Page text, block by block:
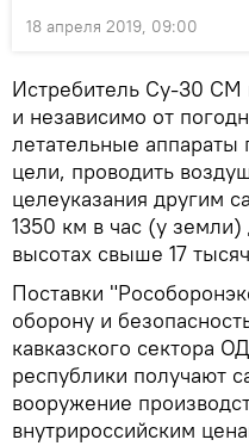
18 апреля 2019, 09:00
Истребитель Су-30 СМ
и независимо от
летательные
цели, проводить
целеуказания другим
1350 км в час (у земли)
высотах свыше 17
Поставки
оборону и
кавказского сектора
республики получают
вооружение
внутрироссийским